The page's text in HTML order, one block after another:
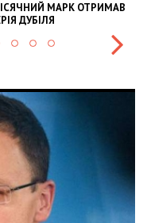
OLEKSII ABASOV: HOW
INTERNATIONAL